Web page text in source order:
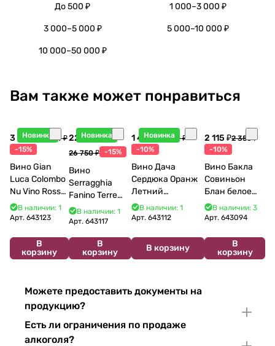
До 500 ₽
1 000–3 000 ₽
3 000–5 000 ₽ 5 000–10 000 ₽
10 000–50 000 ₽
Вам также может понравиться
Новинка
3 998 ₽4 704 ₽
-15%
Вино Gian
Luca Colombo
Nu Vino Rosso
2025 750 мл
В наличии: 1
Арт. 643123
В
корзину
Новинка
22 738 ₽
26 750 ₽ -15%
Вино
Serragghia
Fanino Terre
Siciliane IGP
2022 750 мл
В наличии: 1
Арт.643117
В
корзину
Новинка
1 440 ₽1 600 ₽
-10%
Вино Дача
Сердюка Оранж
Летний
Сибирьковый
2024 750 мл
В наличии: 1
Арт. 643112
В корзину
2 115 ₽2 350 ₽
-10%
Вино Бакла
Совиньон
Блан белое
сухое 750 мл
12%
В наличии: 3
Арт.643094
В
корзину
Можете предоставить документы на
продукцию?
Есть ли ограничения по продаже
алкоголя?